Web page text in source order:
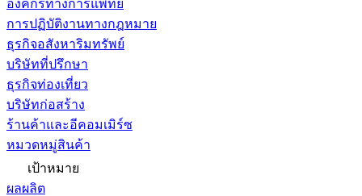
องค์กรทางการแพทย์
การปฏิบัติงานทางกฎหมาย
ธุรกิจอสังหาริมทรัพย์
บริษัทที่ปรึกษา
ธุรกิจท่องเที่ยว
บริษัทก่อสร้าง
ร้านค้าและอีคอมเมิร์ซ
หมวดหมู่สินค้า
เป้าหมาย
ผลผลิต